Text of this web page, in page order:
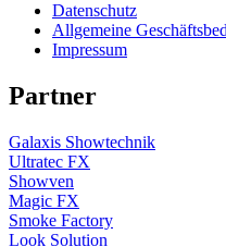
Datenschutz
Allgemeine
Impressum
Partner
Galaxis Showtechnik
Ultratec FX
Showven
Magic FX
Smoke Factory
Look Solution